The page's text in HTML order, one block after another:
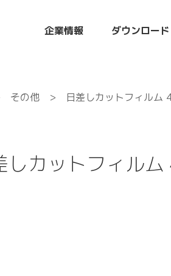
企業情報 ダウンロード
その他 > 日差しカットフィルム
しカットフィル